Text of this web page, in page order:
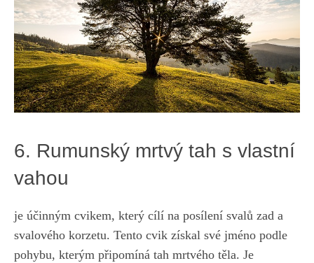
6. Rumunský mrtvý tah s vlastní⁤
vahou
‌je účinným cvikem, ‍který cílí na posílení svalů zad a
svalového korzetu. Tento cvik ‍získal své jméno podle
pohybu, kterým připomíná tah mrtvého těla. Je